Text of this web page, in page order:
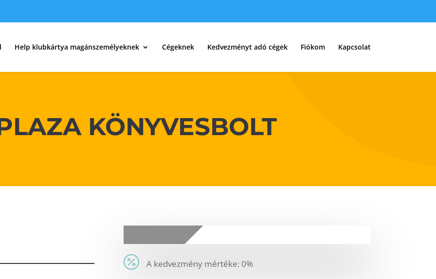
Help klubkártya magánszemélyeknek Cégeknek Kedvezményt adó cégek Fiókom Kapcsolat
KÖNYVESBOLT
A kedvezmény mértéke: 0%